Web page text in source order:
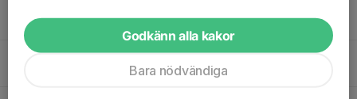
18:00
Nybörjarorientering
Skönviksberget Friluftscentrum
Godkänn alla kakor
Bara nödvändiga